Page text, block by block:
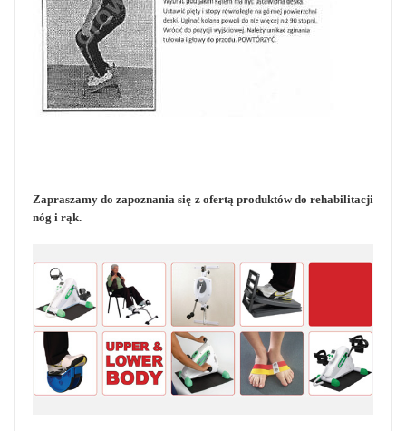
Zapraszamy do zapoznania się z ofertą produktów do rehabilitacji
nóg i rąk.